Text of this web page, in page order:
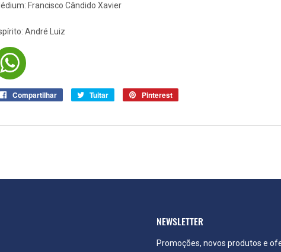
Francisco Cândido Xavier
André Luiz
Compartilhar
Compartilhar
Tuitar Tuitar Pinterest
NEWSLETTER
Promoções, novos produtos e